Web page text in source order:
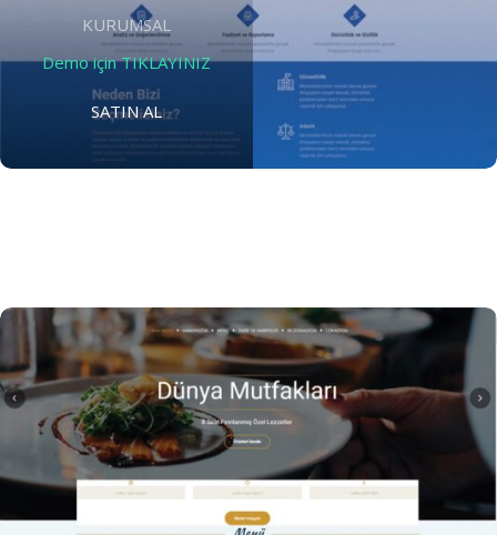
KURUMSAL
Demo için TIKLAYINIZ
SATIN AL
KRC Builder Web Tasarım
KURUMSAL & OSGB
Demo için TIKLAYIN